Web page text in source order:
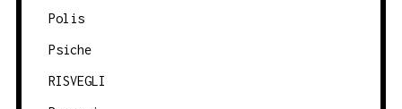
Polis
Psiche
RISVEGLI